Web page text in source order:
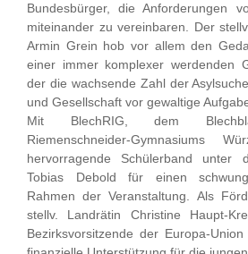
Bundesbürger, die Anforderungen
miteinander zu vereinbaren. Der
Armin Grein hob vor allem den
einer immer komplexer werdenden
der die wachsende Zahl der
und Gesellschaft vor gewaltige
Mit BlechRIG, dem
Riemenschneider-Gymnasiums
hervorragende Schülerband
Tobias Debold für einen
Rahmen der Veranstaltung. Als
stellv. Landrätin Christine Haupt-
Bezirksvorsitzende der Europa-